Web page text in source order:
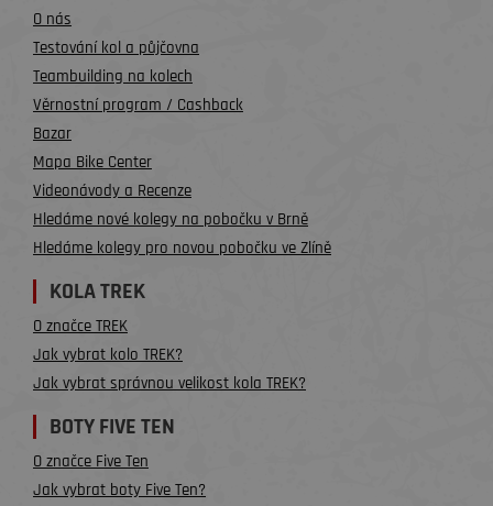
O nás
Testování kol a půjčovna
Teambuilding na kolech
Věrnostní program / Cashback
Bazar
Mapa Bike Center
Videonávody a Recenze
Hledáme nové kolegy na pobočku v Brně
Hledáme kolegy pro novou pobočku ve Zlíně
KOLA TREK
O značce TREK
Jak vybrat kolo TREK?
Jak vybrat správnou velikost kola TREK?
BOTY FIVE TEN
O značce Five Ten
Jak vybrat boty Five Ten?